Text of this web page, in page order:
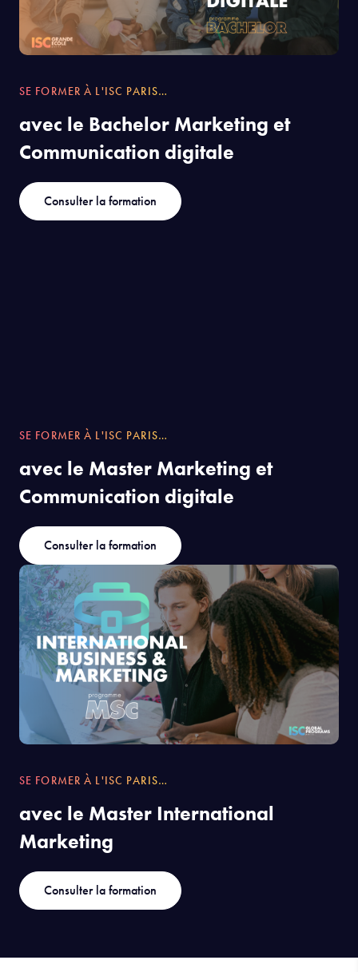
SE FORMER À L'ISC PARIS…
avec le Bachelor Marketing et
Communication digitale
Consulter la formation
SE FORMER À L'ISC PARIS…
avec le Master Marketing et
Communication digitale
Consulter la formation
SE FORMER À L'ISC PARIS…
avec le Master International
Marketing
Consulter la formation